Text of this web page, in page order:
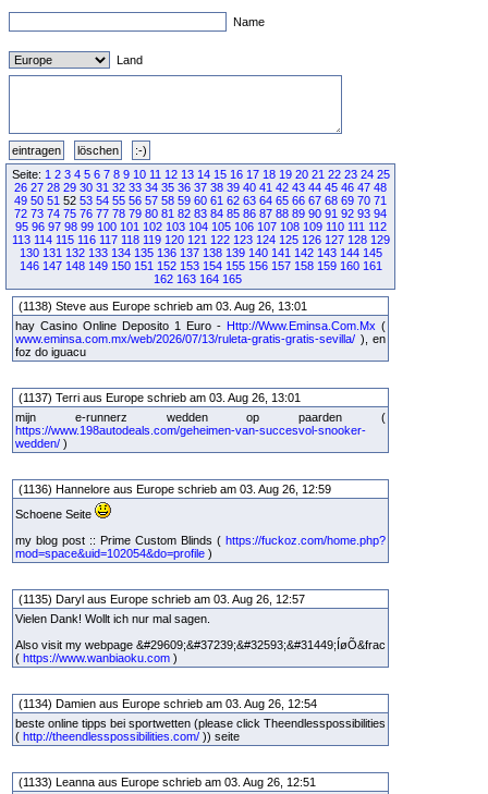
Name
Land
Seite: 1 2 3 4 5 6 7 8 9 10 11 12 13 14 15 16 17 18 19 20 21 22 23 24 25
26 27 28 29 30 31 32 33 34 35 36 37 38 39 40 41 42 43 44 45 46 47 48
49 50 51 52 53 54 55 56 57 58 59 60 61 62 63 64 65 66 67 68 69 70 71
72 73 74 75 76 77 78 79 80 81 82 83 84 85 86 87 88 89 90 91 92 93 94
95 96 97 98 99 100 101 102 103 104 105 106 107 108 109 110 111 112
113 114 115 116 117 118 119 120 121 122 123 124 125 126 127 128 129
130 131 132 133 134 135 136 137 138 139 140 141 142 143 144 145
146 147 148 149 150 151 152 153 154 155 156 157 158 159 160 161
162 163 164 165
(1138) Steve aus Europe schrieb am 03. Aug 26, 13:01
hay Casino Online Deposito 1 Euro - Http://Www.Eminsa.Com.Mx (
www.eminsa.com.mx/web/2026/07/13/ruleta-gratis-gratis-sevilla/ ), en
foz do iguacu
(1137) Terri aus Europe schrieb am 03. Aug 26, 13:01
mijn e-runnerz wedden op paarden (
https://www.198autodeals.com/geheimen-van-succesvol-snooker-
wedden/ )
(1136) Hannelore aus Europe schrieb am 03. Aug 26, 12:59
Schoene Seite
my blog post :: Prime Custom Blinds ( https://fuckoz.com/home.php?
mod=space&uid=102054&do=profile )
(1135) Daryl aus Europe schrieb am 03. Aug 26, 12:57
Vielen Dank! Wollt ich nur mal sagen.
Also visit my webpage &#29609;&#37239;&#32593;&#31449;ÍøÕ&frac
( https://www.wanbiaoku.com )
(1134) Damien aus Europe schrieb am 03. Aug 26, 12:54
beste online tipps bei sportwetten (please click Theendlesspossibilities
( http://theendlesspossibilities.com/ )) seite
(1133) Leanna aus Europe schrieb am 03. Aug 26, 12:51